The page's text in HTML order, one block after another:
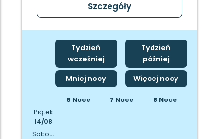
Szczegóły
Tydzień
wcześniej
Mniej nocy
Tydzień
później
Więcej nocy
6 Noce 7 Noce 8 Noce
Piątek
14/08
Sobota